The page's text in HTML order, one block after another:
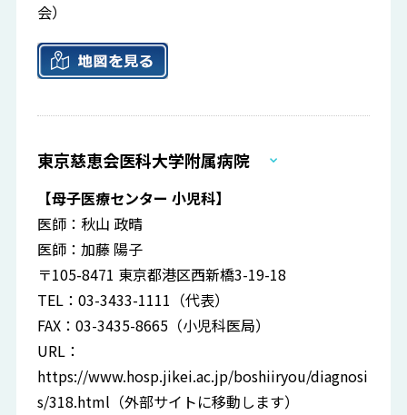
会）
東京慈恵会医科大学附属病院
【母子医療センター 小児科】
医師：秋山 政晴
医師：加藤 陽子
〒105-8471 東京都港区西新橋3-19-18
TEL：03-3433-1111（代表）
FAX：03-3435-8665（小児科医局）
URL：
https://www.hosp.jikei.ac.jp/boshiiryou/diagnosi
s/318.html （外部サイトに移動します）